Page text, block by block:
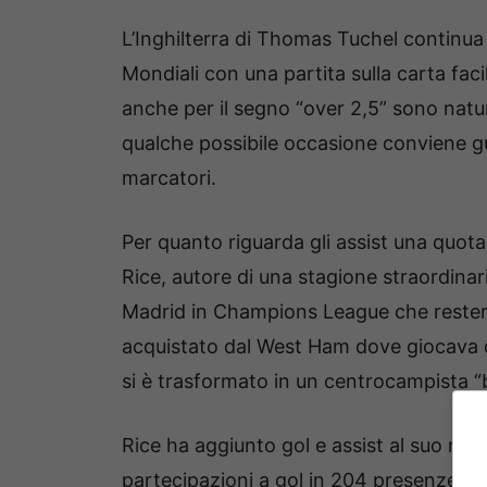
L’Inghilterra di Thomas Tuchel
Mondiali con una partita sulla carta
anche per il segno “over 2,5” sono
qualche possibile occasione conviene
marcatori.
Per quanto riguarda gli assist una
Rice, autore di una stagione
Madrid in Champions League che
acquistato dal West Ham dove
si è trasformato in un centrocampista
Rice ha aggiunto gol e assist al suo
partecipazioni a gol in 204 presenze in